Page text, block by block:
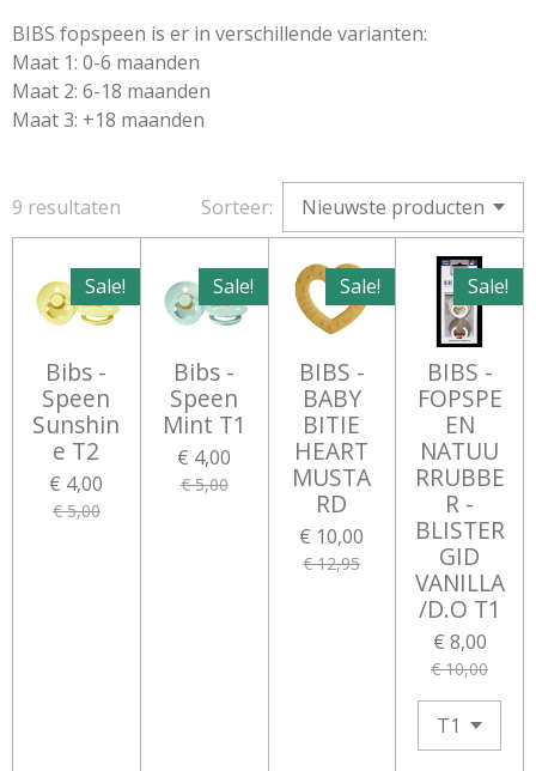
BIBS fopspeen is er in verschillende varianten:
Maat 1: 0-6 maanden
Maat 2: 6-18 maanden
Maat 3: +18 maanden
9 resultaten Sorteer:
Sale!
Bibs -
Speen
Sunshin
e T2
€ 4,00
€ 5,00
Sale!
Bibs -
Speen
Mint T1
€ 4,00
€ 5,00
Sale!
BIBS -
BABY
BITIE
HEART
MUSTA
RD
€ 10,00
€ 12,95
Sale!
BIBS -
FOPSPE
EN
NATUU
RRUBBE
R -
BLISTER
GID
VANILLA
/D.O T1
€ 8,00
€ 10,00